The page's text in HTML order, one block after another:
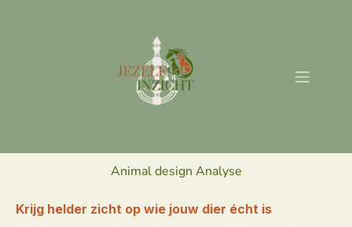
Animal design Analyse
Krijg helder zicht op wie jouw dier écht is